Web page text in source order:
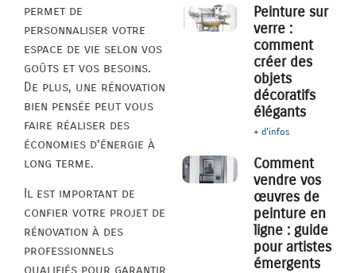
permet de
personnaliser votre
espace de vie selon vos
goûts et vos besoins.
De plus, une rénovation
bien pensée peut vous
faire réaliser des
économies d’énergie à
long terme.
Il est important de
confier votre projet de
rénovation à des
professionnels
qualifiés pour garantir
Peinture sur
verre :
comment
créer des
objets
décoratifs
élégants
+ d'infos
Comment
vendre vos
œuvres de
peinture en
ligne : guide
pour artistes
émergents